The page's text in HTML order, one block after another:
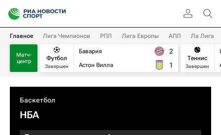
Главное Лига Чемпионов РПЛ Лига Европы АПЛ Ла Лига
Матч-
центр
Футбол
Завершен
Бавария
Астон Вилла
2
1
Теннис
Завершен
Баскетбол
НБА